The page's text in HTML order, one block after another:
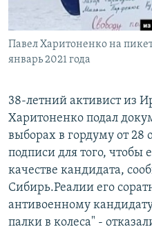
Павел Харитоненко на
январь 2021 года
38-летний активист из
Харитоненко подал
выборах в гордуму от 28
подписи для того, чтобы
качестве кандидата,
Сибирь.Реалии его
антивоенному
палки в колеса" -